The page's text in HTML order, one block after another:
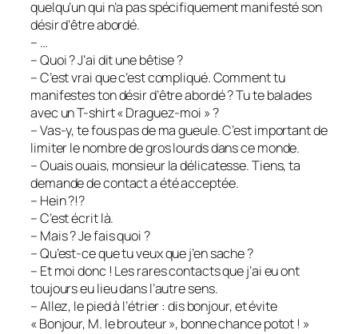
quelqu’un qui n’a pas spécifiquement manifesté son
désir d’être abordé.
– …
– Quoi ? J’ai dit une bêtise ?
– C’est vrai que c’est compliqué. Comment tu
manifestes ton désir d’être abordé ? Tu te balades
avec un T-shirt « Draguez-moi » ?
– Vas-y, te fous pas de ma gueule. C’est important de
limiter le nombre de gros lourds dans ce monde.
– Ouais ouais, monsieur la délicatesse. Tiens, ta
demande de contact a été acceptée.
– Hein ?!?
– C’est écrit là.
– Mais ? Je fais quoi ?
– Qu’est-ce que tu veux que j’en sache ?
– Et moi donc ! Les rares contacts que j’ai eu ont
toujours eu lieu dans l’autre sens.
– Allez, le pied à l’étrier : dis bonjour, et évite
« Bonjour, M. le brouteur », bonne chance potot ! »